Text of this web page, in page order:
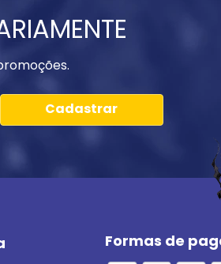
Cadastrar
Formas de